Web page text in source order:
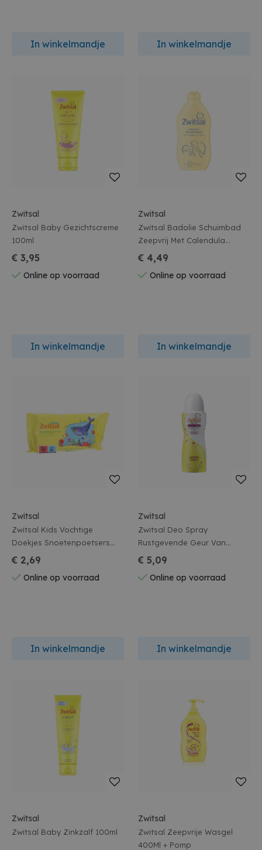
In winkelmandje In winkelmandje
Zwitsal
Zwitsal Baby Gezichtscreme
100ml
€ 3,95
Online op voorraad
In winkelmandje
Zwitsal
Zwitsal Badolie Schuimbad
Zeepvrij Met Calendula
400ml
€ 4,49
Online op voorraad
In winkelmandje
Zwitsal
Zwitsal Kids Vochtige
Doekjes Snoetenpoetsers
40st
€ 2,69
Online op voorraad
In winkelmandje
Zwitsal
Zwitsal Deo Spray
Rustgevende Geur Van
Rozenblaadjes Poederzacht
100Ml
€ 5,09
Online op voorraad
In winkelmandje
Zwitsal
Zwitsal Baby Zinkzalf 100ml
Zwitsal
Zwitsal Zeepvrije Wasgel
400Ml + Pomp